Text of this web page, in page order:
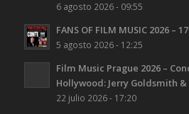
6 agosto 2026 - 09:55
FANS OF FILM MUSIC 2026 –
5 agosto 2026 - 12:25
Film Music Prague 2026 –
Hollywood: Jerry Goldsmith &
22 julio 2026 - 17:20